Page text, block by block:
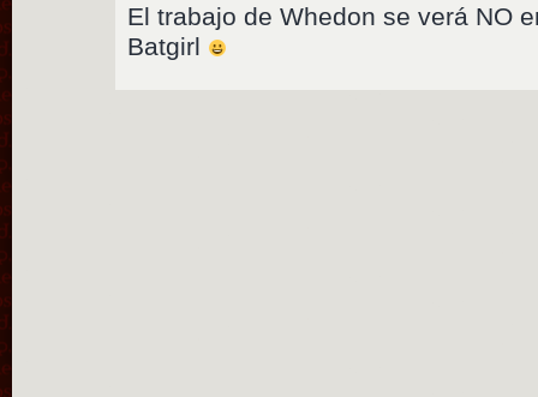
El trabajo de Whedon se verá NO
Batgirl